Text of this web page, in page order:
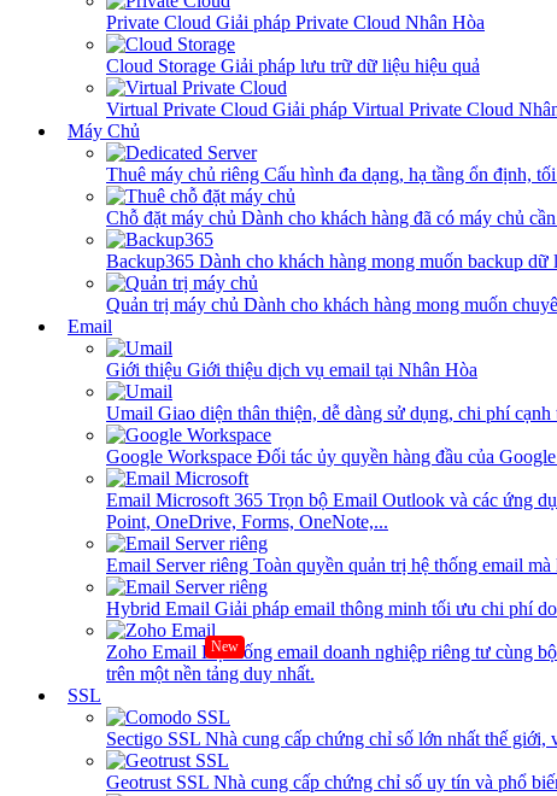
Private Cloud Giải pháp Private Cloud Nhân Hòa
Cloud Storage Giải pháp lưu trữ dữ liệu hiệu quả
Virtual Private Cloud Giải pháp Virtual Private Cloud
Máy Chủ
Thuê máy chủ riêng Cấu hình đa dạng, hạ tầng ổn định,
Chỗ đặt máy chủ Dành cho khách hàng đã có máy chủ
Backup365 Dành cho khách hàng mong muốn backup dữ
Quản trị máy chủ Dành cho khách hàng mong muốn
Email
Giới thiệu Giới thiệu dịch vụ email tại Nhân Hòa
Umail Giao diện thân thiện, dễ dàng sử dụng, chi phí cạnh
Google Workspace Đối tác ủy quyền hàng đầu của
Email Microsoft 365 Trọn bộ Email Outlook và các ứng
Point, OneDrive, Forms, OneNote,...
Email Server riêng Toàn quyền quản trị hệ thống email
Hybrid Email Giải pháp email thông minh tối ưu chi phí
Zoho Email New
Hệ thống email doanh nghiệp riêng tư cùng
trên một nền tảng duy nhất.
SSL
Sectigo SSL Nhà cung cấp chứng chỉ số lớn nhất thế giới,
Geotrust SSL Nhà cung cấp chứng chỉ số uy tín và phổ